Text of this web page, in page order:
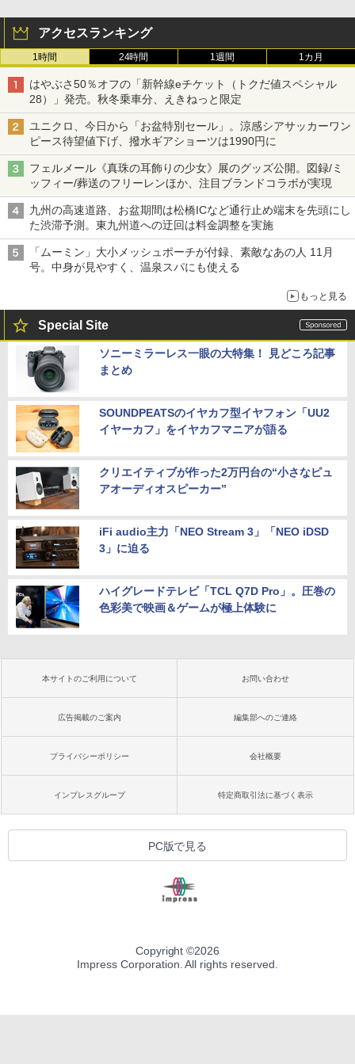
アクセスランキング
1時間 24時間 1週間 1カ月
はやぶさ50％オフの「新幹線eチケット（トクだ値スペシャル
28）」発売。秋冬乗車分、えきねっと限定
ユニクロ、今日から「お盆特別セール」。涼感シアサッカーワン
ピース待望値下げ、撥水ギアショーツは1990円に
フェルメール《真珠の耳飾りの少女》展のグッズ公開。図録/ミ
ッフィー/葬送のフリーレンほか、注目ブランドコラボが実現
九州の高速道路、お盆期間は松橋ICなど通行止め端末を先頭にし
た渋滞予測。東九州道への迂回は料金調整を実施
「ムーミン」大小メッシュポーチが付録、素敵なあの人 11月
号。中身が見やすく、温泉スパにも使える
もっと見る
Special Site
ソニーミラーレス一眼の大特集！ 見どころ記事
まとめ
SOUNDPEATSのイヤカフ型イヤフォン「UU2
イヤーカフ」をイヤカフマニアが語る
クリエイティブが作った2万円台の“小さなピュ
アオーディオスピーカー”
iFi audio主力「NEO Stream 3」「NEO iDSD
3」に迫る
ハイグレードテレビ「TCL Q7D Pro」。圧巻の
色彩美で映画＆ゲームが極上体験に
本サイトのご利用について お問い合わせ
広告掲載のご案内 編集部へのご連絡
プライバシーポリシー 会社概要
インプレスグループ 特定商取引法に基づく表示
PC版で見る
Copyright ©2026
Impress Corporation. All rights reserved.